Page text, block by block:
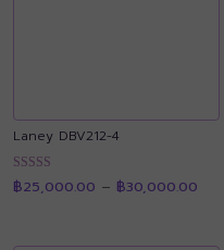
Laney DBV212-4
ให้คะแนน
4.90
฿25,000.00 – ฿30,000.00